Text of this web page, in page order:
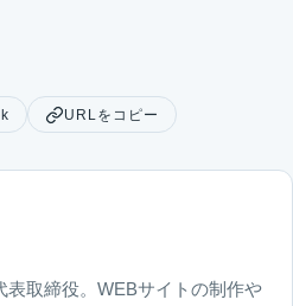
URLをコピー
表取締役。WEBサイトの制作や